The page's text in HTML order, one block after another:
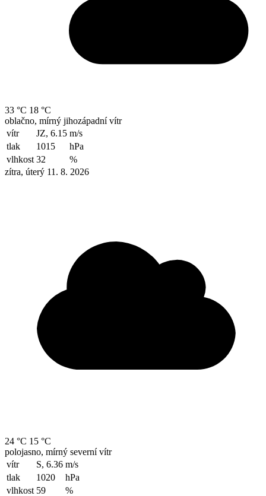
33 °C 18 °C
oblačno, mírný jihozápadní vítr
vítr
JZ, 6.15 m/s
tlak
1015
hPa
vlhkost 32
%
zítra, úterý 11. 8. 2026
24 °C 15 °C
polojasno, mírný severní vítr
vítr
S, 6.36 m/s
tlak
1020
hPa
vlhkost 59
%